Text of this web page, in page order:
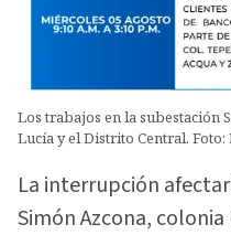
Los trabajos en la subestación
Lucía y el Distrito Central. Foto:
La interrupción
Simón Azcona,